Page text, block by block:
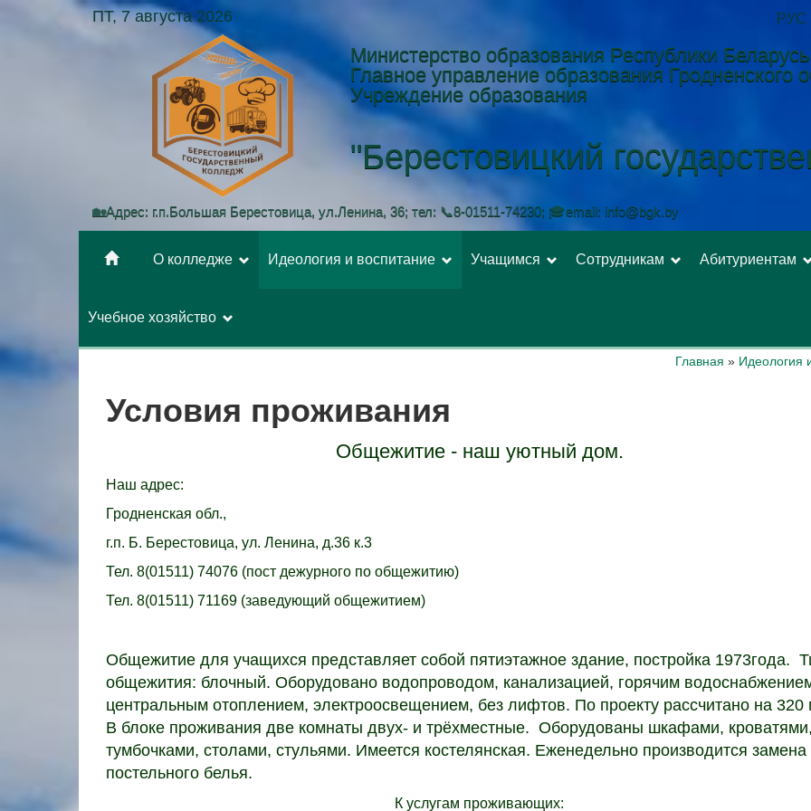
ПТ, 7 августа 2026 РУС
Министерство образования Республики Беларусь
Главное управление образования Гродненского
Учреждение образования
"Берестовицкий
🏡Адрес: г.п.Большая Берестовица, ул.Ленина, 36; тел: 📞8-01511-74230; 🎓email: info@bgk.by
О колледже Идеология и воспитание Учащимся Сотрудникам Абитуриентам
Учебное хозяйство
Главная » Идеология
Условия проживания
Общежитие - наш уютный дом.
Наш адрес:
Гродненская обл.,
г.п. Б. Берестовица, ул. Ленина, д.36 к.3
Тел. 8(01511) 74076 (пост дежурного по общежитию)
Тел. 8(01511) 71169 (заведующий общежитием)
Общежитие для учащихся представляет собой пятиэтажное здание, постройка 1973года.
общежития: блочный. Оборудовано водопроводом, канализацией, горячим
центральным отоплением, электроосвещением, без лифтов. По проекту рассчитано на 320
В блоке проживания две комнаты двух- и трёхместные. Оборудованы шкафами,
тумбочками, столами, стульями. Имеется костелянская. Еженедельно производится замена
постельного белья.
К услугам проживающих: